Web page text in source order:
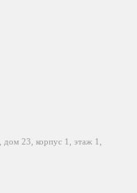
23, корпус 1, этаж 1,